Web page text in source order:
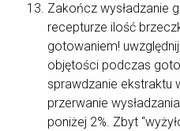
Zakończ wysładzanie
recepturze ilość
gotowaniem!
objętości podczas
sprawdzanie ekstraktu
przerwanie
poniżej 2%. Zbyt